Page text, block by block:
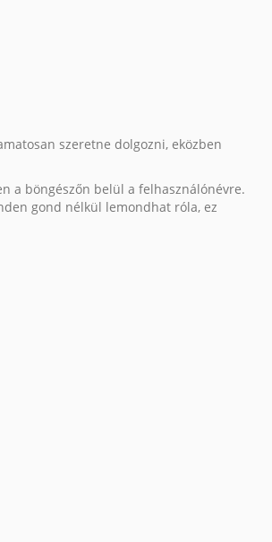
szeretne dolgozni, eközben
a böngészőn belül a felhasználónévre.
gond nélkül lemondhat róla, ez